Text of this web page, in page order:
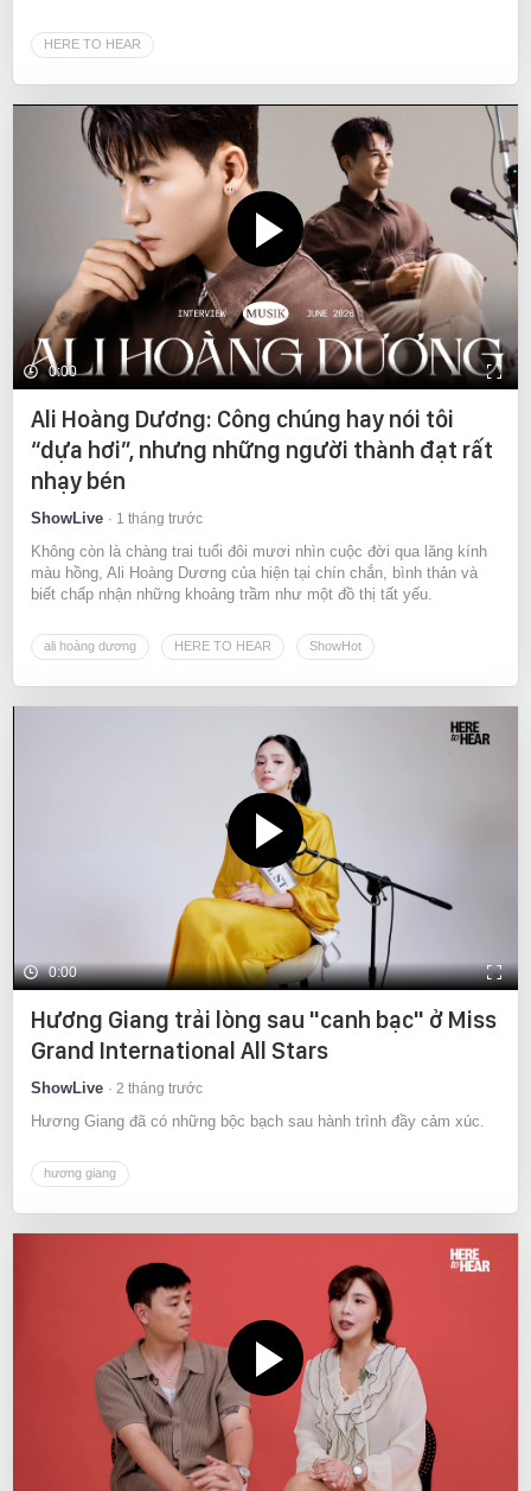
HERE TO HEAR
0:00
Ali Hoàng Dương: Công chúng hay nói tôi
“dựa hơi”, nhưng những người thành đạt rất
nhạy bén
ShowLive 1 tháng trước
Không còn là chàng trai tuổi đôi mươi nhìn cuộc đời qua lăng kính
màu hồng, Ali Hoàng Dương của hiện tại chín chắn, bình thản và
biết chấp nhận những khoảng trầm như một đồ thị tất yếu.
ali hoàng dương HERE TO HEAR ShowHot
0:00
Hương Giang trải lòng sau "canh bạc" ở Miss
Grand International All Stars
ShowLive 2 tháng trước
Hương Giang đã có những bộc bạch sau hành trình đầy cảm xúc.
hương giang